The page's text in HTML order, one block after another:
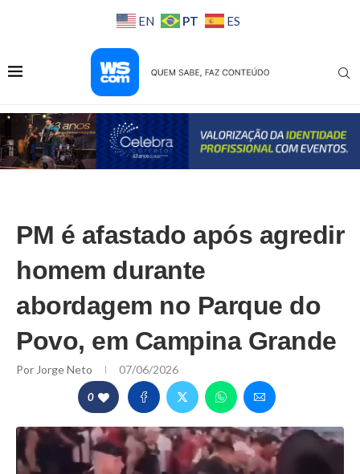
EN PT ES
PM é afastado após agredir
homem durante
abordagem no Parque do
Povo, em Campina Grande
Por Jorge Neto 07/06/2026
0